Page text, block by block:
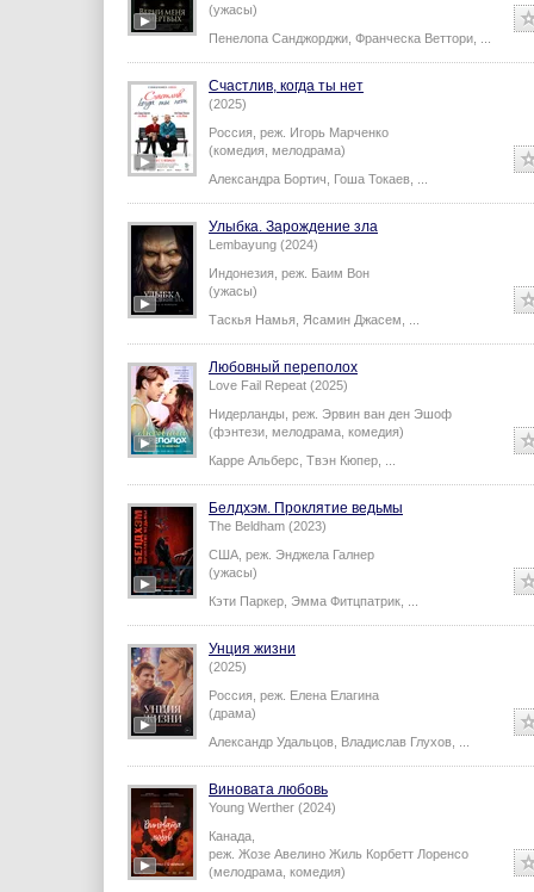
(ужасы)
Пенелопа Санджорджи Франческа Веттори
Счастлив, когда ты нет
(2025)
Россия, реж. Игорь Марченко
(комедия, мелодрама)
Александра Бортич
Гоша Токаев
Улыбка. Зарождение зла
Lembayung (2024)
Индонезия, реж. Баим Вон
(ужасы)
Таскья Намья
Ясамин Джасем
Любовный переполох
Love Fail Repeat (2025)
Нидерланды, реж. Эрвин ван ден Эшоф
(фэнтези, мелодрама, комедия)
Карре Альберс Твэн Кюпер
Белдхэм. Проклятие ведьмы
The Beldham (2023)
США, реж. Энджела Галнер
(ужасы)
Кэти Паркер Эмма Фитцпатрик
Унция жизни
(2025)
Россия, реж. Елена Елагина
(драма)
Александр Удальцов Владислав Глухов
Виновата любовь
Young Werther (2024)
Канада,
реж. Жозе Авелино Жиль Корбетт Лоренсо
(мелодрама, комедия)